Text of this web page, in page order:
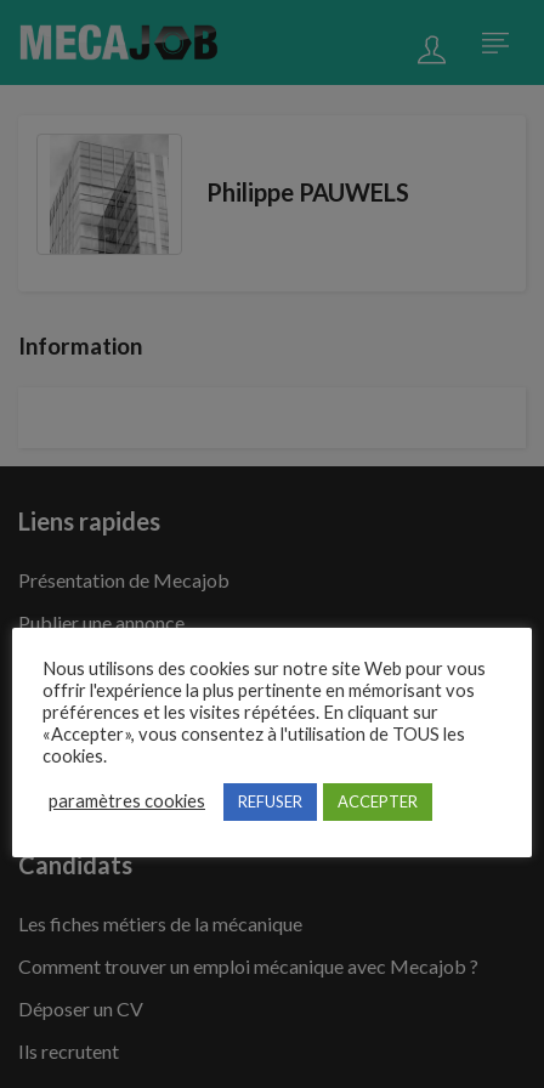
Philippe PAUWELS
Information
Liens rapides
Présentation de Mecajob
Publier une annonce
Offres d’emploi
Questions fréquentes
Blog
Contact
Candidats
Les fiches métiers de la mécanique
Comment trouver un emploi mécanique avec Mecajob ?
Déposer un CV
Ils recrutent
Nous utilisons des cookies sur notre site Web pour vous
offrir l'expérience la plus pertinente en mémorisant vos
préférences et les visites répétées. En cliquant sur
«Accepter», vous consentez à l'utilisation de TOUS les
cookies.
paramètres cookies REFUSER ACCEPTER